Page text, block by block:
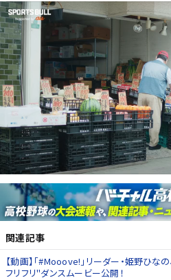
関連記事
【動画】「#Mooove!」リーダー・姫野ひな
フリフリ"ダンスムービー公開！